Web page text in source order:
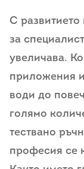
С развитието
за
увеличава.
приложения
води до
голямо
тествано
професия се